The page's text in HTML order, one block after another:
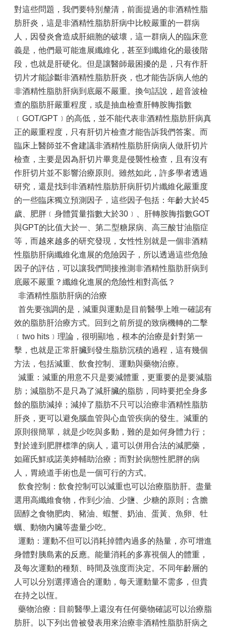
對這些問題，我們要特別釐清，前面提過的非酒精性脂
肪肝炎，這是非酒精性脂肪肝病中比較嚴重的一群病
人，因發炎會造成肝細胞的破壞，這一群病人的臨床意
義是，他們最可能進展纖維化，甚至到纖維化的最後階
段，也就是肝硬化。但是讓醫師最困擾的是，只有作肝
切片才能診斷非酒精性脂肪肝炎，也才能告訴病人他的
非酒精性脂肪肝病到底嚴不嚴重。換句話說，超音波檢
查的脂肪肝嚴重程度，或是抽血檢查肝轉胺脢指數
﹝GOT/GPT﹞的高低，並不能代表非酒精性脂肪肝病真
正的嚴重程度，只有肝切片檢查才能告訴我們答案。而
臨床上醫師並不會建議非酒精性脂肪肝病病人做肝切片
檢查，主要是因為肝切片畢竟是侵襲性檢查，且有沒有
作肝切片並不影響治療原則。雖然如此，許多學者透過
研究，還是找到非酒精性脂肪肝病肝切片纖維化嚴重度
的一些臨床獨立預測因子，這些因子包括：年齡大於45
歲、肥胖﹝身體質量指數大於30﹞、肝轉胺脢指數GOT
與GPT的比值大於一、第二型糖尿病、高三酸甘油脂症
等，而越來越多的研究發現，女性性別就是一個非酒精
性脂肪肝病纖維化進展的危險因子，所以透過這些危險
因子的評估，可以讓我們間接推測非酒精性脂肪肝病到
底嚴不嚴重？纖維化進展的危險性相對高低？
非酒精性脂肪肝病的治療
首先要強調的是，減重與運動是目前醫學上唯一確認有
效的脂肪肝治療方式。回到之前所提的致病機轉的二擊
﹝two hits﹞理論，很明顯地，根本的治療是針對第一
擊，也就是正常肝臟到發生脂肪沉積的過程，這有幾個
方法，包括減重、飲食控制、運動與藥物治療。
減重：減重的用意不只是要減體重，更重要的是要減脂
肪；減脂肪不是只為了減肝臟的脂肪，同時要把全身多
餘的脂肪減掉；減掉了脂肪不只可以治療非酒精性脂肪
肝炎，更可以避免腦血管與心血管疾病的發生。減重的
原則很簡單，就是少吃與多動，難的是如何身體力行；
對於達到肥胖標準的病人，還可以併用合法的減肥藥，
如羅氏鮮或諾美婷輔助治療；而對於病態性肥胖的病
人，胃繞道手術也是一個可行的方式。
飲食控制：飲食控制可以減重也可以治療脂肪肝。盡量
選用高纖維食物，作到少油、少鹽、少糖的原則；含膽
固醇之食物肥肉、豬油、蝦蟹、奶油、蛋黃、魚卵、牡
蠣、動物內臟等盡量少吃。
運動：運動不但可以消耗掉體內過多的熱量，亦可增進
身體對胰島素的反應。能量消耗的多寡視個人的體重，
及每次運動的種類、時間及強度而決定。不同年齡層的
人可以分別選擇適合的運動，每天運動量不需多，但貴
在持之以恆。
藥物治療：目前醫學上還沒有任何藥物確認可以治療脂
肪肝。以下列出曾被發表用來治療非酒精性脂肪肝病之